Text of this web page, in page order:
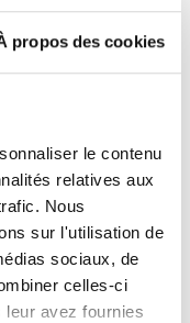
propos des cookies
le contenu
relatives aux
Nous
sur l'utilisation de
sociaux, de
celles-ci
avez fournies
Sc.
sanitaires
et sociales
à